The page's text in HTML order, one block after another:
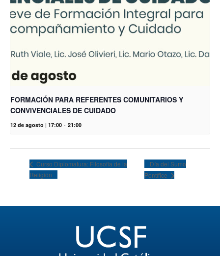
FORMACIÓN PARA REFERENTES COMUNITARIOS Y
CONVIVENCIALES DE CUIDADO
12 de agosto | 17:00 - 21:00
Curso Diplomatura: Filosofía de la
Religión
Día del Sumo
Pontífice